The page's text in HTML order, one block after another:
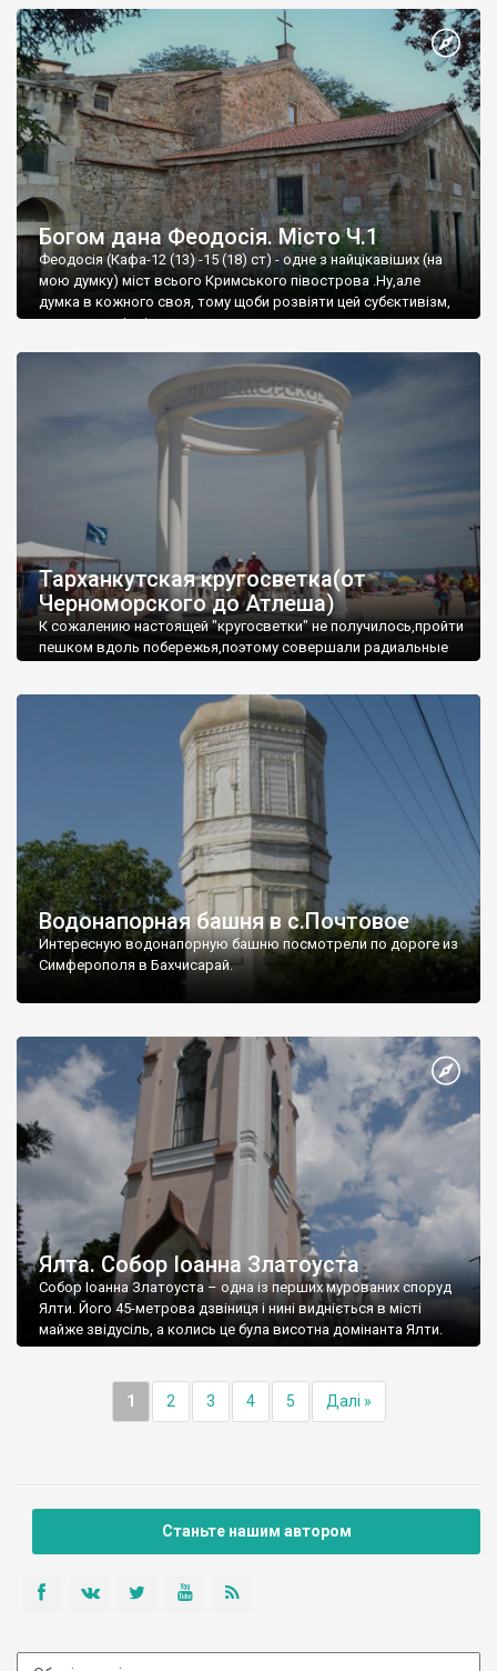
Богом дана Феодосія. Місто Ч.1
Феодосія (Кафа-12 (13) -15 (18) ст) - одне з найцікавіших (на
мою думку) міст всього Кримського півострова .Ну,але
думка в кожного своя, тому щоби розвіяти цей субєктивізм,
запрошую відвідати це
Тарханкутская кругосветка(от
Черноморского до Атлеша)
К сожалению настоящей "кругосветки" не получилось,пройти
пешком вдоль побережья,поэтому совершали радиальные
Водонапорная башня в с.Почтовое
Интересную водонапорную башню посмотрели по дороге из
Симферополя в Бахчисарай.
Ялта. Собор Іоанна Златоуста
Собор Іоанна Златоуста – одна із перших мурованих споруд
Ялти. Його 45-метрова дзвіниця і нині видніється в місті
майже звідусіль, а колись це була висотна домінанта Ялти.
1 2 3 4 5 Далі »
Станьте нашим автором